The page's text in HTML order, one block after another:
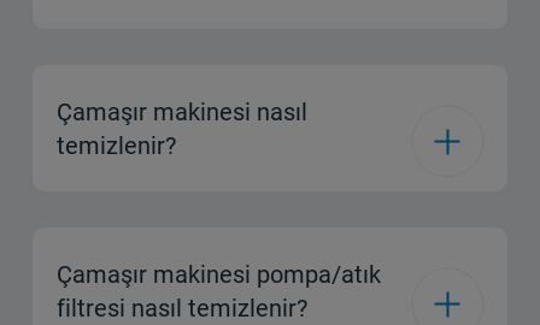
Çamaşır makinesi nasıl
temizlenir?
Çamaşır makinesi pompa/atık
filtresi nasıl temizlenir?